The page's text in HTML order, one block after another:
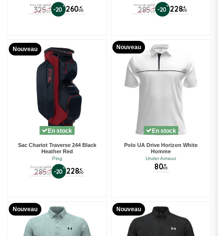
Prix conseillé
325 €
00 -20% 260 €
00
Prix conseillé
285 €
00 -20% 228 €
00
Nouveau
En stock
Sac Chariot Traverse 244 Black
Heather Red
Ping
Prix conseillé
285 €
00 -20% 228 €
00
Nouveau
En stock
Polo UA Drive Horizon White
Homme
Under Armour
80 €
00
Nouveau Nouveau